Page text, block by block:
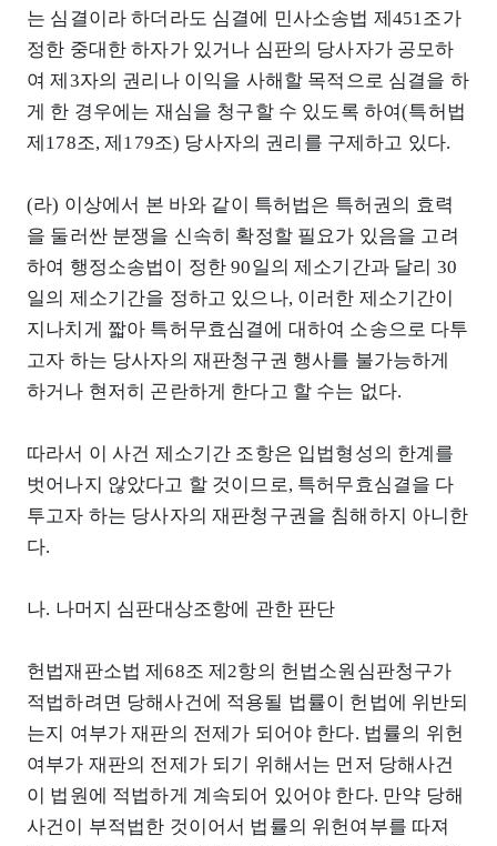
는 심결이라 하더라도 심결에 민사소송법 제451조가
정한 중대한 하자가 있거나 심판의 당사자가 공모하
여 제3자의 권리나 이익을 사해할 목적으로 심결을 하
게 한 경우에는 재심을 청구할 수 있도록 하여(특허법
제178조, 제179조) 당사자의 권리를 구제하고 있다.
(라) 이상에서 본 바와 같이 특허법은 특허권의 효력
을 둘러싼 분쟁을 신속히 확정할 필요가 있음을 고려
하여 행정소송법이 정한 90일의 제소기간과 달리 30
일의 제소기간을 정하고 있으나, 이러한 제소기간이
지나치게 짧아 특허무효심결에 대하여 소송으로 다투
고자 하는 당사자의 재판청구권 행사를 불가능하게
하거나 현저히 곤란하게 한다고 할 수는 없다.
따라서 이 사건 제소기간 조항은 입법형성의 한계를
벗어나지 않았다고 할 것이므로, 특허무효심결을 다
투고자 하는 당사자의 재판청구권을 침해하지 아니한
다.
나. 나머지 심판대상조항에 관한 판단
헌법재판소법 제68조 제2항의 헌법소원심판청구가
적법하려면 당해사건에 적용될 법률이 헌법에 위반되
는지 여부가 재판의 전제가 되어야 한다. 법률의 위헌
여부가 재판의 전제가 되기 위해서는 먼저 당해사건
이 법원에 적법하게 계속되어 있어야 한다. 만약 당해
사건이 부적법한 것이어서 법률의 위헌여부를 따져